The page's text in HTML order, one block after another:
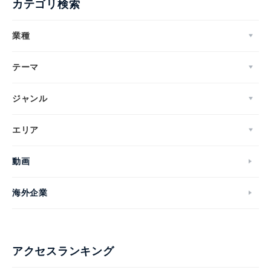
カテゴリ検索
業種
テーマ
ジャンル
エリア
動画
海外企業
アクセスランキング